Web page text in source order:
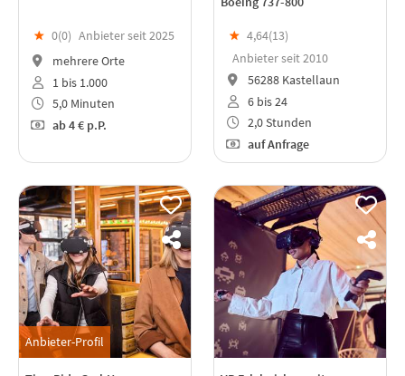
★ 0(0) Anbieter seit 2025
mehrere Orte
1 bis 1.000
5,0 Minuten
ab4 € p.P.
★ 4,64(13)
Anbieter seit 2010
56288 Kastellaun
6 bis 24
2,0 Stunden
auf Anfrage
Anbieter-Profil